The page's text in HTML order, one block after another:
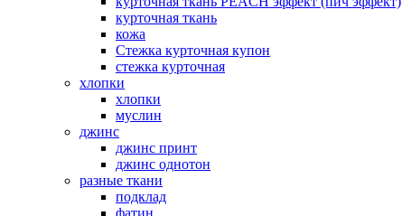
курточная ткань
кожа
Стежка курточная купон
стежка курточная
хлопки
хлопки
муслин
джинс
джинс принт
джинс однотон
разные ткани
подклад